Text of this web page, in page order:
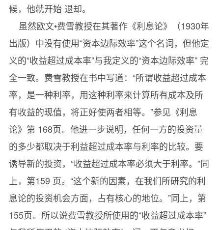
候，他就开始 退却。
虽然欧文•费雪教授在其著作《利息论》（1930年
出版）中没有使用“资本边际效率”这个名词，但他定
义的“收益超过成本率”与我定义的“资本边际效率” 完
全一致。费雪教授在书中写道：“所谓收益超过成本
率，是一种利率，用这种利率来计算所有成本及所
有收益的现值，将正好使两者相等。”参见《利息
论》第 168页。他进一步说明，任何一方的投资量
的多少都取决于利益超过成本率与利率的比较。要
诱导新的投资，“收益超过成本率必须大于利率。”同
上，第159 页。“这个新的因素，在我们所研究的利
息论的投资机会方面，占有核心的地位。”同上，第
155页。所以说费雪教授所使用的“收益超过成本率”